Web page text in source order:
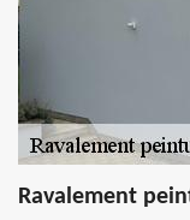
Ravalement